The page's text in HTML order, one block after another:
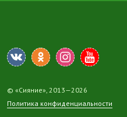
© «Сияние», 2013—2026
Политика конфиденциальности